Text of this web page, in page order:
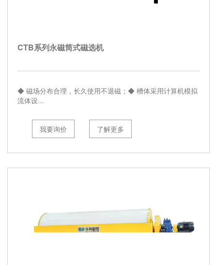
CTB系列永磁筒式磁选机
◆ 磁场分布合理，长久使用不退磁；◆ 槽体采用计算机模拟
流体设...
我要询价 了解更多